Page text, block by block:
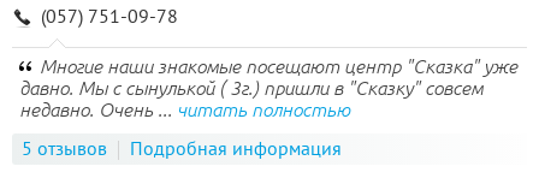
(057) 751-09-78
Многие наши знакомые посещают центр "Сказка" уже
давно. Мы с сынулькой ( 3г.) пришли в "Сказку" совсем
недавно. Очень ... читать полностью
5 отзывов Подробная информация